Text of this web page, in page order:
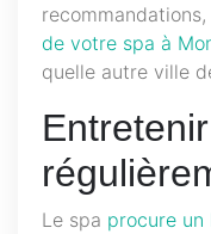
de votre spa à
quelle autre ville
Le spa procure